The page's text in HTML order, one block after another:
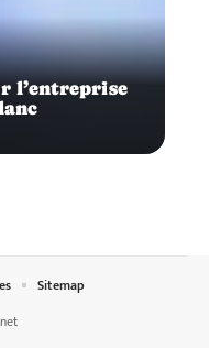
l’entreprise
Sitemap